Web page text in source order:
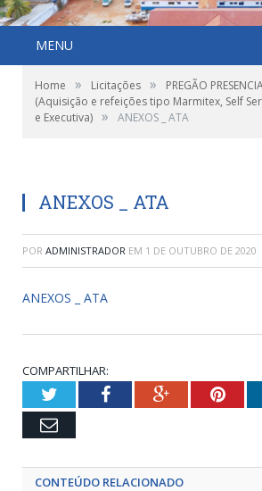
MENU
Home » Licitações »
PREGÃO
(Aquisição e refeições tipo Marmitex, Self
e Executiva) » ANEXOS _ ATA
ANEXOS _ ATA
POR ADMINISTRADOR EM 1 DE OUTUBRO DE 2020
ANEXOS _ ATA
COMPARTILHAR:
TwitterFacebookGoogle+
Email
CONTEÚDO RELACIONADO